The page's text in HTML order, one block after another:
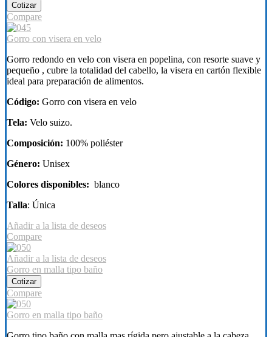
Cotizar
Compare
Gorro con visera en velo
Gorro redondo en velo con visera en popelina, con resorte suave y
pequeño , cubre la totalidad del cabello, la visera en cartón flexible
ideal para preparación de alimentos.
Código: Gorro con visera en velo
Tela: Velo suizo.
Composición: 100% poliéster
Género: Unisex
Colores disponibles: blanco
Talla: Única
Añadir a la lista de deseos
Compare
Añadir a la lista de deseos
Gorro en malla tipo baño
Cotizar
Compare
Gorro en malla tipo baño